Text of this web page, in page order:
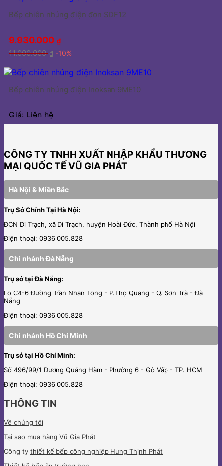
Bếp chiên nhúng điện đơn SDF12
9.930.000 ₫
11.000.000₫ -10%
Bếp chiên nhúng điện Inoksan 9ME10
Giá: Liên hệ
CÔNG TY TNHH XUẤT NHẬP KHẨU THƯƠNG
MẠI QUỐC TẾ VŨ GIA PHÁT
Hà Nội & Miền Bắc
Trụ Sở Chính Tại Hà Nội:
ĐCN Di Trạch, xã Di Trạch, huyện Hoài Đức, Thành phố Hà Nội
Điện thoại: 0936.005.828
Chi nhánh Đà Nẵng
Trụ sở tại Đà Nẵng:
Lô C4-6 Đường Trần Nhân Tông - P.Thọ Quang - Q. Sơn Trà - Đà
Nẵng
Điện thoại: 0936.005.828
Chi nhánh Hồ Chí Minh
Trụ sở tại Hồ Chí Minh:
Số 496/99/1 Dương Quảng Hàm - Phường 6 - Gò Vấp - TP. HCM
Điện thoại: 0936.005.828
THÔNG TIN
Về chúng tôi
Tại sao mua hàng Vũ Gia Phát
Công ty thiết kế bếp công nghiệp Hưng Thịnh Phát